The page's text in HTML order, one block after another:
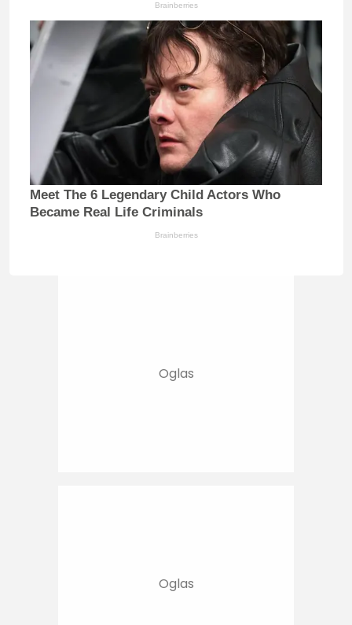
Brainberries
Meet The 6 Legendary Child Actors Who
Became Real Life Criminals
Brainberries